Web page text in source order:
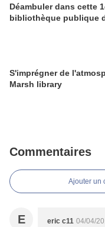
Déambuler dans cette
bibliothèque publique
S'imprégner de
Marsh library
Commentaires
Ajouter un
E eric c11 04/04/